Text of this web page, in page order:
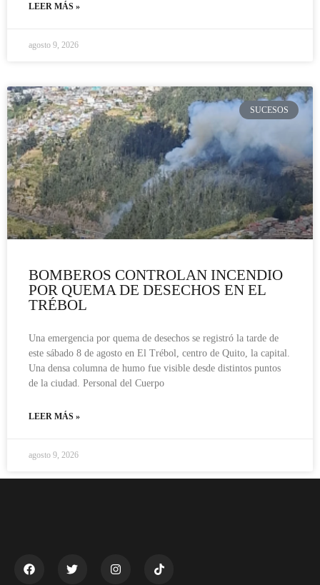
LEER MÁS »
agosto 9, 2026
SUCESOS
BOMBEROS CONTROLAN INCENDIO
POR QUEMA DE DESECHOS EN EL
TRÉBOL
Una emergencia por quema de desechos se registró la tarde de
este sábado 8 de agosto en El Trébol, centro de Quito, la capital.
Una densa columna de humo fue visible desde distintos puntos
de la ciudad. Personal del Cuerpo
LEER MÁS »
agosto 9, 2026